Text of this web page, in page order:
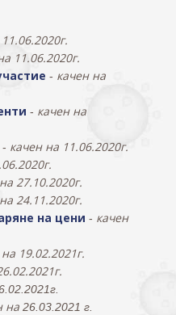
11.06.2020г.
- качен на
- качен на
- качен на 11.06.2020г.
27.10.2020г.
24.11.2020г.
на цени - качен
19.02.2021г.
на 26.03.2021 г.